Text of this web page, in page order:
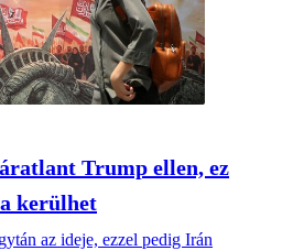
Trump ellen, ez
kerülhet
az ideje, ezzel pedig Irán